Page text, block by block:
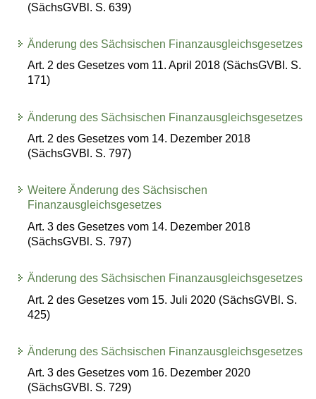
(SächsGVBl. S. 639)
Änderung des Sächsischen Finanzausgleichsgesetzes
Art. 2 des Gesetzes vom 11. April 2018 (SächsGVBl. S.
171)
Änderung des Sächsischen Finanzausgleichsgesetzes
Art. 2 des Gesetzes vom 14. Dezember 2018
(SächsGVBl. S. 797)
Weitere Änderung des Sächsischen
Finanzausgleichsgesetzes
Art. 3 des Gesetzes vom 14. Dezember 2018
(SächsGVBl. S. 797)
Änderung des Sächsischen Finanzausgleichsgesetzes
Art. 2 des Gesetzes vom 15. Juli 2020 (SächsGVBl. S.
425)
Änderung des Sächsischen Finanzausgleichsgesetzes
Art. 3 des Gesetzes vom 16. Dezember 2020
(SächsGVBl. S. 729)